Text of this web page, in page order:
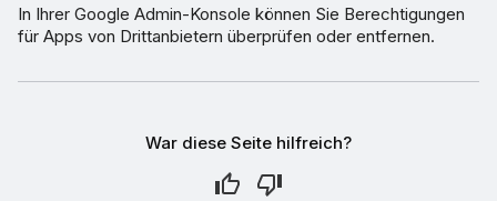
In Ihrer Google Admin-Konsole können Sie Berechtigungen
für Apps von Drittanbietern überprüfen oder entfernen.
War diese Seite hilfreich?